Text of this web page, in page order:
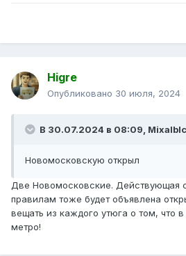
Higre
Опубликовано 30 июля, 2024
В 30.07.2024 в 08:09,
Новомосковскую открыл
Две Новомосковские. Действующая
правилам тоже будет объявлена
вещать из каждого утюга о том, что
метро!